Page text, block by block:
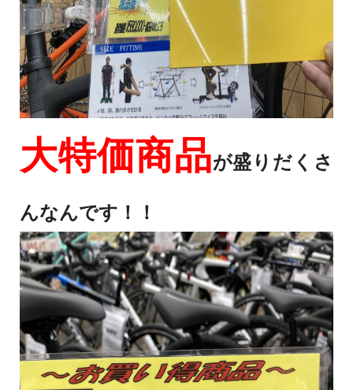
大特価商品が盛りだくさ
んなんです！！